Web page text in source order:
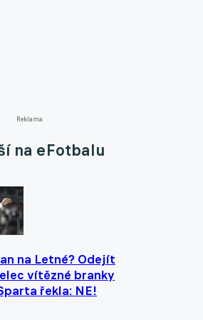
Reklama
na eFotbalu
na Letné? Odejít
vítězné branky
řekla: NE!